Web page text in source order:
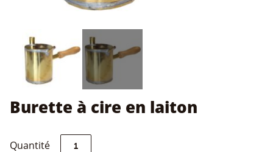
Burette à cire en laiton
Quantité quantité